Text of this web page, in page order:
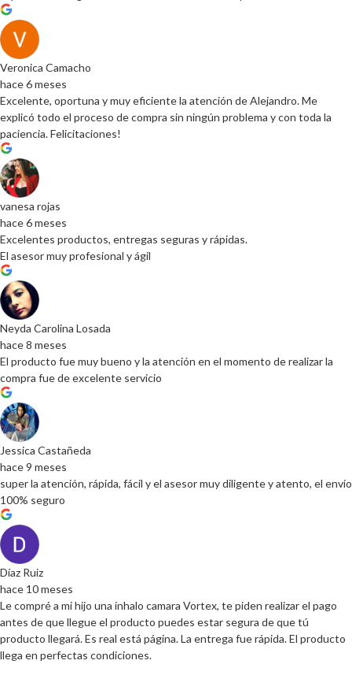
Veronica Camacho
hace 6 meses
Excelente, oportuna y muy eficiente la atención de Alejandro. Me
explicó todo el proceso de compra sin ningún problema y con toda la
paciencia. Felicitaciones!
vanesa rojas
hace 6 meses
Excelentes productos, entregas seguras y rápidas.
El asesor muy profesional y ágil
Neyda Carolina Losada
hace 8 meses
El producto fue muy bueno y la atención en el momento de realizar la
compra fue de excelente servicio
Jessica Castañeda
hace 9 meses
super la atención, rápida, fácil y el asesor muy diligente y atento, el envío
100% seguro
Díaz Ruiz
hace 10 meses
Le compré a mi hijo una inhalo camara Vortex, te piden realizar el pago
antes de que llegue el producto puedes estar segura de que tú
producto llegará. Es real está página. La entrega fue rápida. El producto
llega en perfectas condiciones.